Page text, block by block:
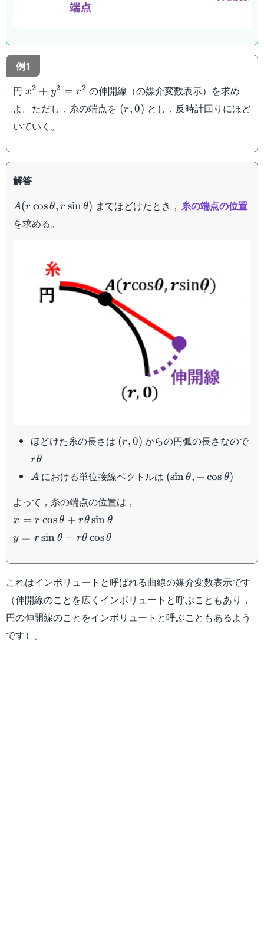
例1
円 x^2+y^2=r^2
x2 + y2 = r2 の伸開線（の媒介変数表示）を求め
よ。ただし，糸の端点を (r,0)
(r,0) とし，反時計回りにほど
いていく。
解答
A(r\cos\theta,r\sin\theta)
A(r cosθ, r sinθ) までほどけたとき， 糸の端点の位置
を求める。
ほどけた糸の長さは (r,0)
(r,0) からの円弧の長さなので
r\theta
rθ
A
A における単位接線ベクトルは (\sin\theta,-
(sinθ, − cos θ)
よって，糸の端点の位置は，
x=r\cos\theta+r\theta\sin\theta
x = r cosθ + rθ sin θ
y=r\sin\theta-
y = r sin θ − rθ cosθ
これはインボリュートと呼ばれる曲線の媒介変数表示です
（伸開線のことを広くインボリュートと呼ぶこともあり，
円の伸開線のことをインボリュートと呼ぶこともあるよう
です）。